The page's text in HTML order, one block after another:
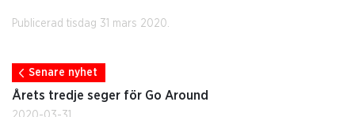
Publicerad tisdag 31 mars 2020.
Senare nyhet
Årets tredje seger för Go Around